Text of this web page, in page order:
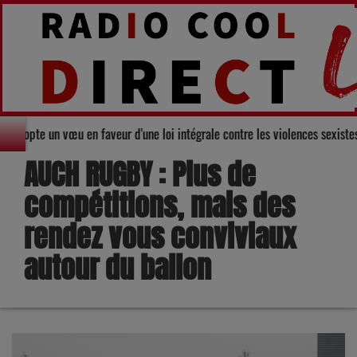
adopte un vœu en faveur d'une loi intégrale contre les violences
AUCH RUGBY : Plus de
compétitions, mais des
rendez vous conviviaux
autour du ballon